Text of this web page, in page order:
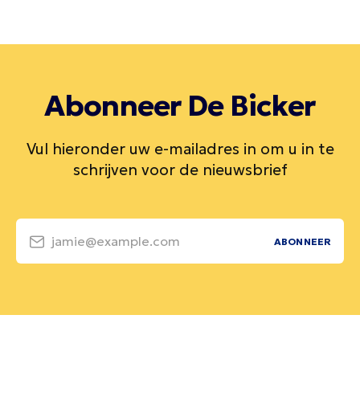
Abonneer De Bicker
Vul hieronder uw e-mailadres in om u in te
schrijven voor de nieuwsbrief
jamie@example.com ABONNEER